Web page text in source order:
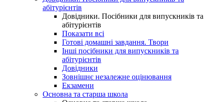
абітурієнтів
Довідники. Посібники для випускників та
абітурієнтів
Показати всі
Готові домашні завдання. Твори
Інші посібники для випускників та
абітурієнтів
Довідники
Зовнішнє незалежне оцінювання
Екзамени
Основна та старша школа